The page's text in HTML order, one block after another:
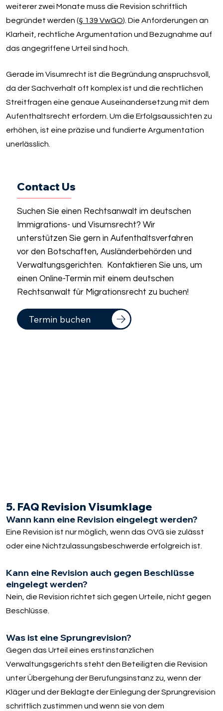
weiterer zwei Monate muss die Revision schriftlich
begründet werden (§ 139 VwGO). Die Anforderungen an
Klarheit, rechtliche Argumentation und Bezugnahme auf
das angegriffene Urteil sind hoch.
Gerade im Visumrecht ist die Begründung anspruchsvoll,
da der Sachverhalt oft komplex ist und die rechtlichen
Streitfragen eine genaue Auseinandersetzung mit dem
Aufenthaltsrecht erfordern. Um die Erfolgsaussichten zu
erhöhen, ist eine präzise und fundierte Argumentation
unerlässlich.
Contact Us
Suchen Sie einen Rechtsanwalt im deutschen
Immigrations- und Visumsrecht? Wir
unterstützen Sie gern in Aufenthaltsverfahren
vor den Botschaften, Ausländerbehörden und
Verwaltungsgerichten. Kontaktieren Sie uns, um
einen Online-Termin mit einem deutschen
Rechtsanwalt für Migrationsrecht zu buchen!
Termin buchen
5. FAQ Revision Visumklage
Wann kann eine Revision eingelegt werden?
Eine Revision ist nur möglich, wenn das OVG sie zulässt
oder eine Nichtzulassungsbeschwerde erfolgreich ist.
Kann eine Revision auch gegen Beschlüsse
eingelegt werden?
Nein, die Revision richtet sich gegen Urteile, nicht gegen
Beschlüsse.
Was ist eine Sprungrevision?
Gegen das Urteil eines erstinstanzlichen
Verwaltungsgerichts steht den Beteiligten die Revision
unter Übergehung der Berufungsinstanz zu, wenn der
Kläger und der Beklagte der Einlegung der Sprungrevision
schriftlich zustimmen und wenn sie von dem